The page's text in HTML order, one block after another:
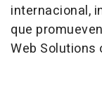
internacional,
que
Web Solutions